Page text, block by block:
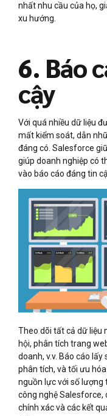
nhất nhu cầu của họ,
xu hướng.
6. Báo
cậy
Với quá nhiều dữ liệu
mất kiểm soát, dẫn
đáng có. Salesforce
giúp doanh nghiệp có
vào báo cáo đáng tin
Theo dõi tất cả dữ liệu
hội, phân tích trang
doanh, v.v. Báo cáo
phân tích, và tối ưu
nguồn lực với số lượng
công nghệ Salesforce,
chính xác và các kết